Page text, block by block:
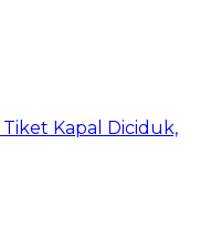
Kapal Diciduk,